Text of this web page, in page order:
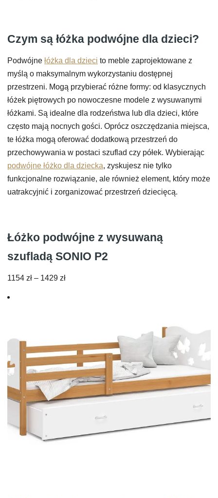
Czym są łóżka podwójne dla dzieci?
Podwójne łóżka dla dzieci to meble zaprojektowane z
myślą o maksymalnym wykorzystaniu dostępnej
przestrzeni. Mogą przybierać różne formy: od klasycznych
łóżek piętrowych po nowoczesne modele z wysuwanymi
łóżkami. Są idealne dla rodzeństwa lub dla dzieci, które
często mają nocnych gości. Oprócz oszczędzania miejsca,
te łóżka mogą oferować dodatkową przestrzeń do
przechowywania w postaci szuflad czy półek. Wybierając
podwójne łóżko dla dziecka, zyskujesz nie tylko
funkcjonalne rozwiązanie, ale również element, który może
uatrakcyjnić i zorganizować przestrzeń dziecięcą.
Łóżko podwójne z wysuwaną
szufladą SONIO P2
1154 zł – 1429 złZakres
1429 zł